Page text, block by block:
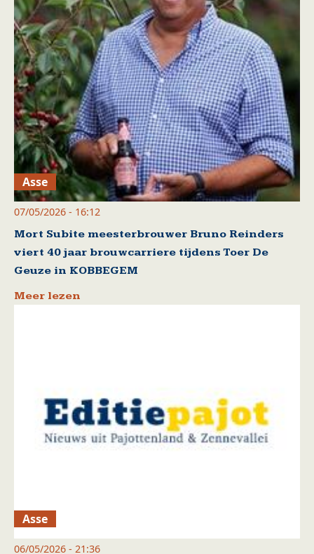
Asse
07/05/2026 - 16:12
Mort Subite meesterbrouwer Bruno Reinders
viert 40 jaar brouwcarriere tijdens Toer De
Geuze in KOBBEGEM
Meer lezen
Asse
06/05/2026 - 21:36